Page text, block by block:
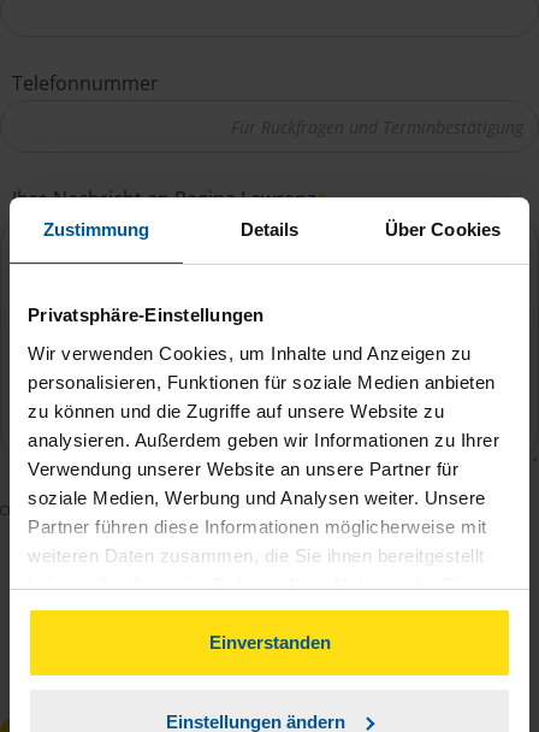
Zustimmung Details Über Cookies
Privatsphäre-Einstellungen
Wir verwenden Cookies, um Inhalte und Anzeigen zu
personalisieren, Funktionen für soziale Medien anbieten
zu können und die Zugriffe auf unsere Website zu
analysieren. Außerdem geben wir Informationen zu Ihrer
Verwendung unserer Website an unsere Partner für
soziale Medien, Werbung und Analysen weiter. Unsere
Partner führen diese Informationen möglicherweise mit
weiteren Daten zusammen, die Sie ihnen bereitgestellt
haben oder die sie im Rahmen Ihrer Nutzung der Dienste
gesammelt haben. Indem Sie auf Einverstanden klicken,
können Sie der Verwendung von Cookies, gemäß
unserer➔ Datenschutzrichtliniezustimmen.
Einverstanden
Einstellungen ändern
Telefonnummer
Ihre Nachricht an Regina Lawrenz*
Mit dem Absenden des Kontaktformulars erkläre ich
mich damit einverstanden, dass meine Daten zur
Analyse der Zugriffsquelle verwendet werden.
Datenschutzbestimmungen
Kenntnis genommen.*